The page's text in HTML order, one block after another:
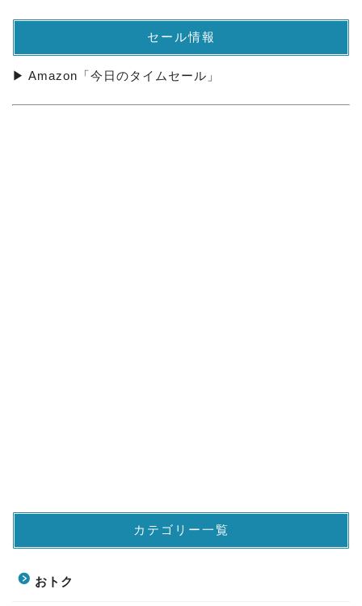
セール情報
▶ Amazon「今日のタイムセール」
カテゴリー一覧
おトク